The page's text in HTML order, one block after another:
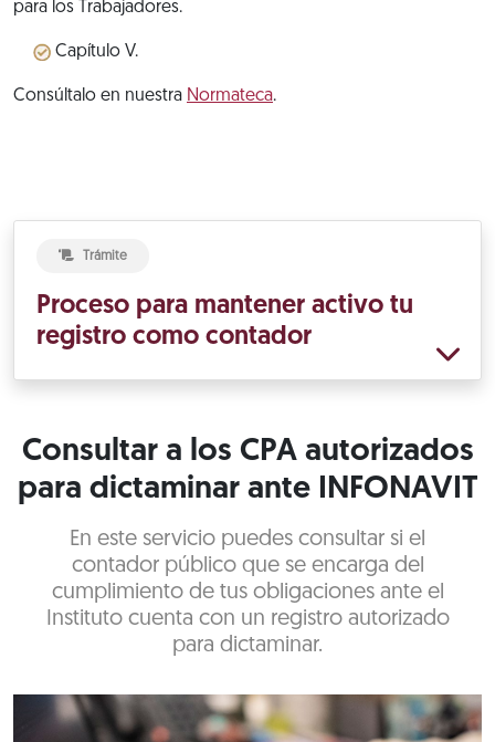
para los Trabajadores.
Capítulo V.
Consúltalo en nuestra Normateca.
Trámite
Proceso para mantener activo tu
registro como contador
Consultar a los CPA autorizados
para dictaminar ante INFONAVIT
En este servicio puedes consultar si el
contador público que se encarga del
cumplimiento de tus obligaciones ante el
Instituto cuenta con un registro autorizado
para dictaminar.